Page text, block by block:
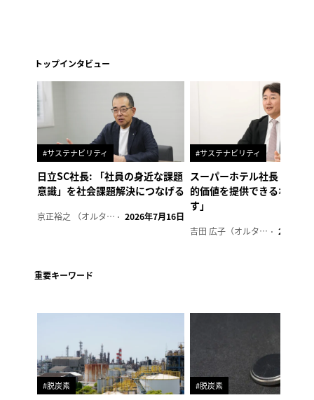
トップインタビュー
#サステナビリティ
日立SC社長: 「社員の身近な課題
意識」を社会課題解決につなげる
京正裕之 （オルタナ副編集長） 2026年7月16日
#サステナビリティ
スーパーホテル社長「地域
的価値を提供できるホテル
す」
吉田 広子（オルタナ輪番編集長） 2026年6
重要キーワード
#脱炭素 #脱炭素